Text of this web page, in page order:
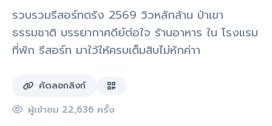
รวบรวมรีสอร์ทตรัง 2569 วิวหลักล้าน ป่าเขา
ธรรมชาติ บรรยากาศดีย์ต่อใจ ร้านอาหาร ใน โรงแรม
ที่พัก รีสอร์ท มาใว้ให้ครบเต็มสิบไม่หักค่าา
คัดลอกลิงก์
ผู้เข้าชม 22,636 ครั้ง